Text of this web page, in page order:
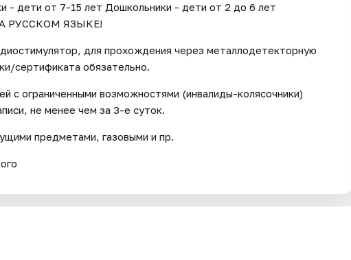
- дети от 7-15 лет Дошкольники - дети от 2 до 6 лет
РУССКОМ ЯЗЫКЕ!
для прохождения через металлодетекторную
сертификата обязательно.
с ограниченными возможностями (инвалиды-колясочники)
не менее чем за 3-е суток.
предметами, газовыми и пр.